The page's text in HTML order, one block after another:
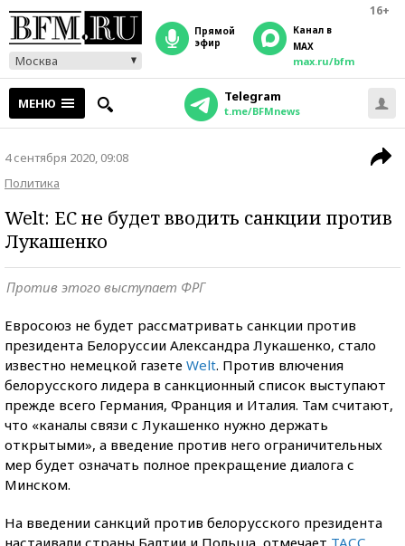
16+
Москва
прямой
эфир
Канал в
MAX
max.ru/bfm
МЕНЮ Telegram
t.me/BFMnews
4 сентября 2020, 09:08
Политика
Welt: ЕС не будет вводить санкции против
Лукашенко
Против этого выступает ФРГ
Евросоюз не будет рассматривать санкции против
президента Белоруссии Александра Лукашенко, стало
известно немецкой газете Welt. Против влючения
белорусского лидера в санкционный список выступают
прежде всего Германия, Франция и Италия. Там считают,
что «каналы связи с Лукашенко нужно держать
открытыми», а введение против него ограничительных
мер будет означать полное прекращение диалога с
Минском.
На введении санкций против белорусского президента
настаивали страны Балтии и Польша, отмечает ТАСС.